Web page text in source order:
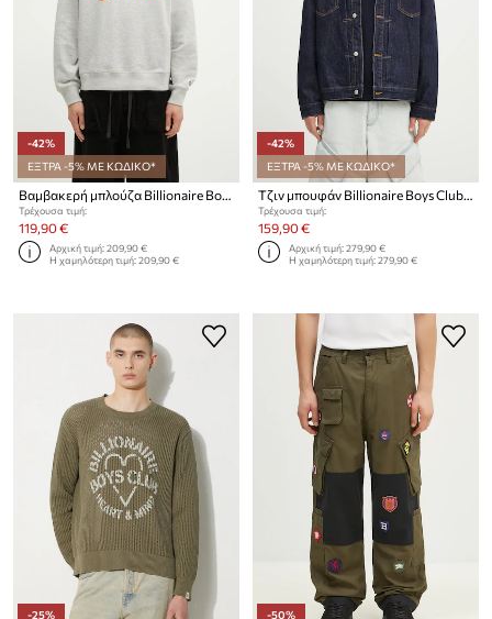
-42%
ΕΞΤΡΑ -5% ΜΕ ΚΩΔΙΚΟ*
Βαμβακερή μπλούζα Billionaire Boys Club Tropical Island Fill Arch Logo Crewneck
Τρέχουσα τιμή:
119,90 €
Αρχική τιμή:209,90 €
Η χαμηλότερη τιμή:209,90 €
-42%
ΕΞΤΡΑ -5% ΜΕ ΚΩΔΙΚΟ*
Τζιν μπουφάν Billionaire Boys Club Script Logo Denim Jacket
Τρέχουσα τιμή:
159,90 €
Αρχική τιμή:279,90 €
Η χαμηλότερη τιμή:279,90 €
-25% -50%